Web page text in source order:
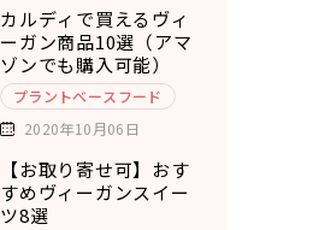
カルディで買えるヴィ
ーガン商品10選（アマ
ゾンでも購入可能）
プラントベースフード
2020年10月06日
【お取り寄せ可】おす
すめヴィーガンスイー
ツ8選